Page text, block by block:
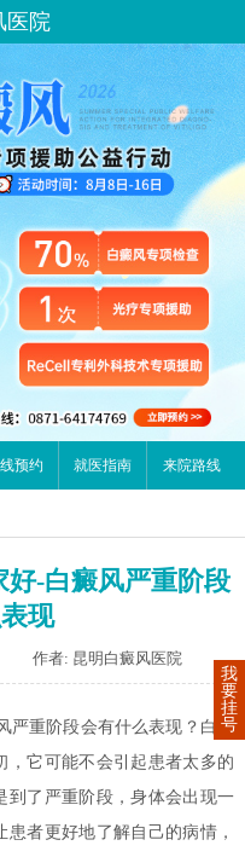
医院
预约 就医指南 来院路线
好-白癜风严重阶段
现
作者: 昆明白癜风医院
严重阶段会有什么表现？白癜
，它可能不会引起患者太多的
到了严重阶段，身体会出现一
者更好地了解自己的病情，
我
要
挂
号